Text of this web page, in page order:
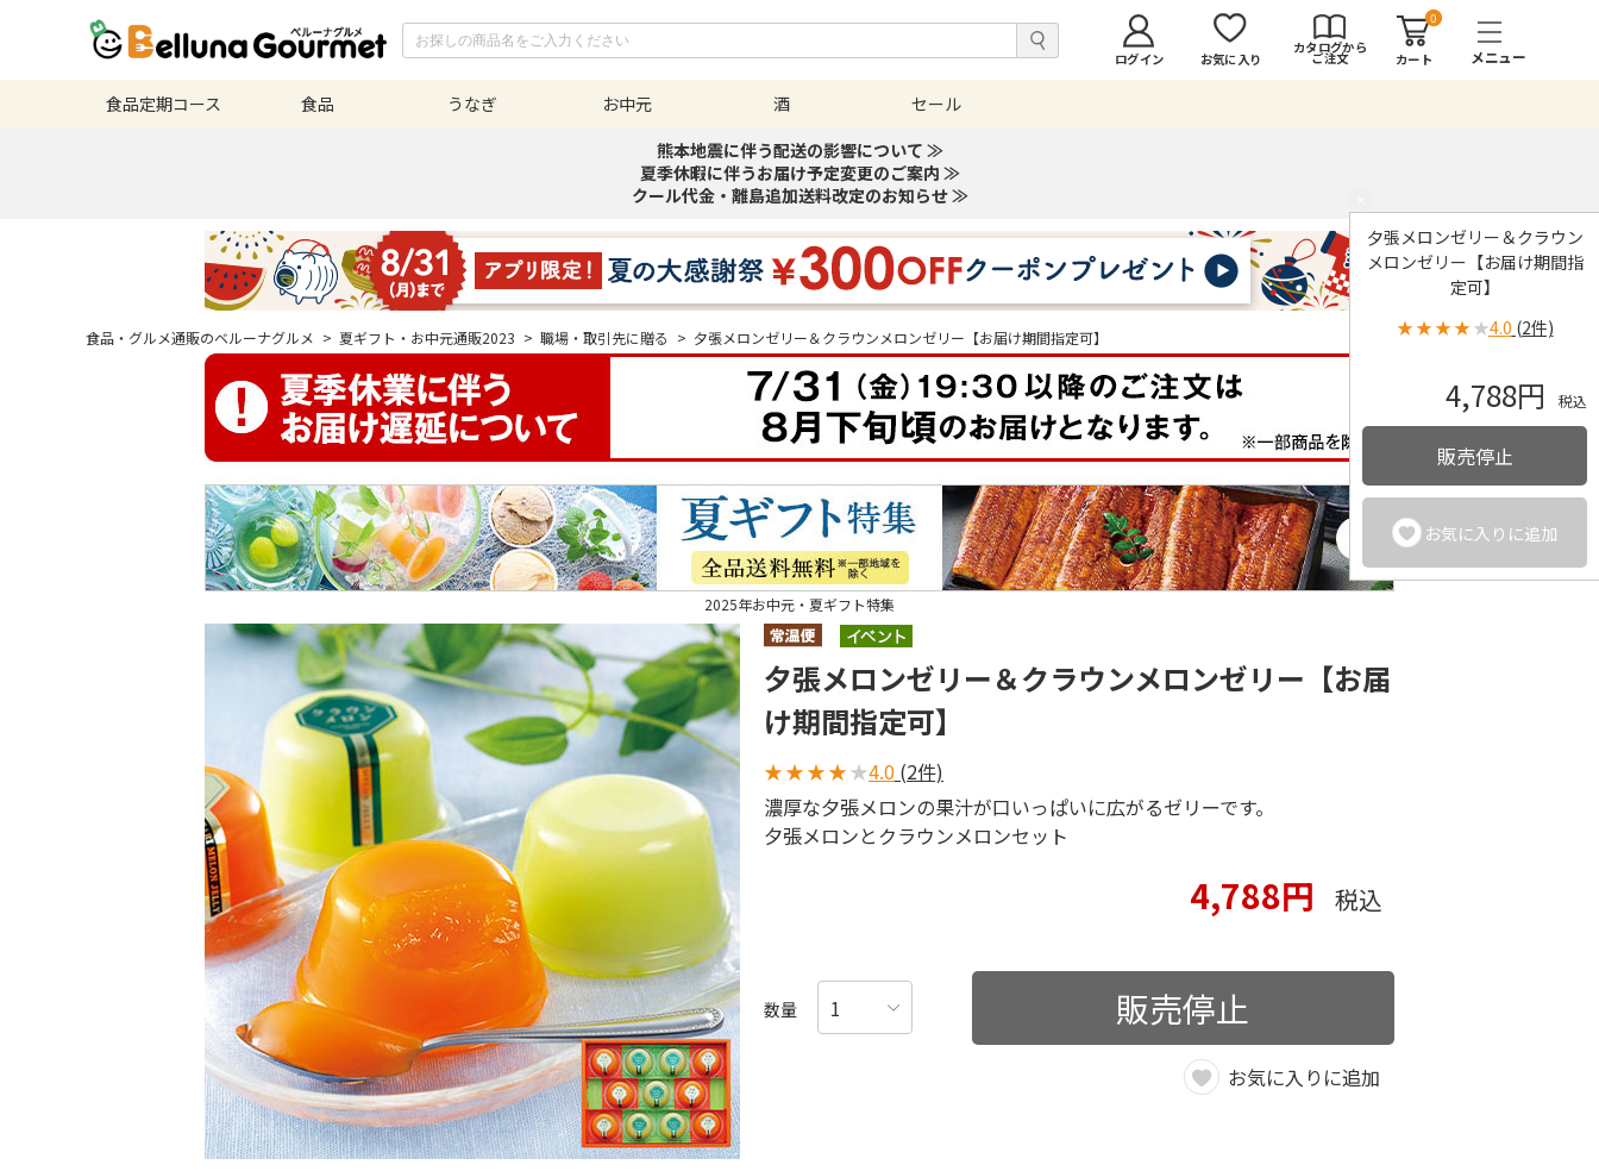
ログイン お気に入り
カタログから
ご注文
0
カート
食品定期コース 食品 うなぎ お中元 酒
セール
熊本地震に伴う配送の影響について ≫
夏季休暇に伴うお届け予定変更のご案内 ≫
クール代金・離島追加送料改定のお知らせ ≫
食品・グルメ通販のベルーナグルメ > 夏ギフト・お中元通販2023 > 職場・取引先に贈る > 夕張メロンゼリー＆クラウンメロンゼリー【お届け期間指定可】
夕張メロンゼリー＆クラウン
メロンゼリー【お届け期間指
定可】
★★★★★4.0 (2件)
4,788円 税込
販売停止
お気に入りに追加
2025年お中元・夏ギフト特集
夕張メロンゼリー＆クラウンメロンゼリー【お届
け期間指定可】
★★★★★4.0 (2件)
濃厚な夕張メロンの果汁が口いっぱいに広がるゼリーです。
夕張メロンとクラウンメロンセット
4,788円 税込
数量 販売停止
お気に入りに追加